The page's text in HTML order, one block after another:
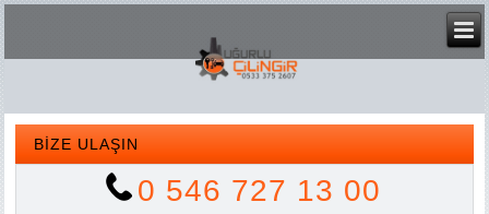
BİZE ULAŞIN
0 546 727 13 00